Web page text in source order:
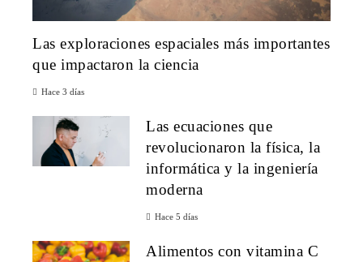
Las exploraciones espaciales más importantes
que impactaron la ciencia
Hace 3 días
Las ecuaciones que
revolucionaron la física, la
informática y la ingeniería
moderna
Hace 5 días
Alimentos con vitamina C